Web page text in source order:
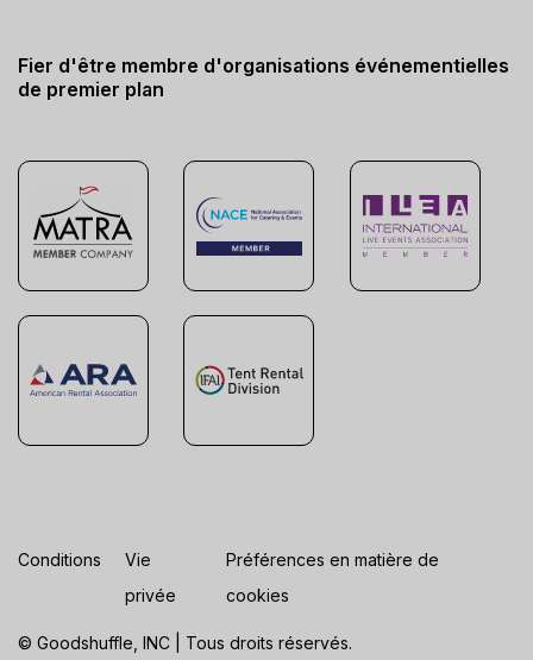
Fier d'être membre d'organisations événementielles
de premier plan
© Goodshuffle, INC | Tous droits réservés.
Conditions
Vie
privée
Préférences en matière de
cookies